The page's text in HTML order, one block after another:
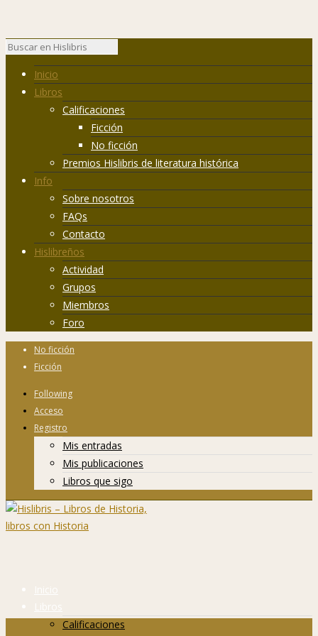
Inicio
Libros
Calificaciones
Ficción
No ficción
Premios Hislibris de literatura histórica
Info
Sobre nosotros
FAQs
Contacto
Hislibreños
Actividad
Grupos
Miembros
Foro
No ficción
Ficción
Following
Acceso
Registro
Mis entradas
Mis publicaciones
Libros que sigo
Inicio
Libros
Calificaciones